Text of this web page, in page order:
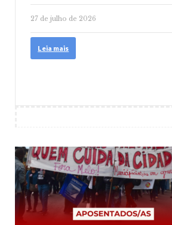
27 de julho de 2026
Leia mais